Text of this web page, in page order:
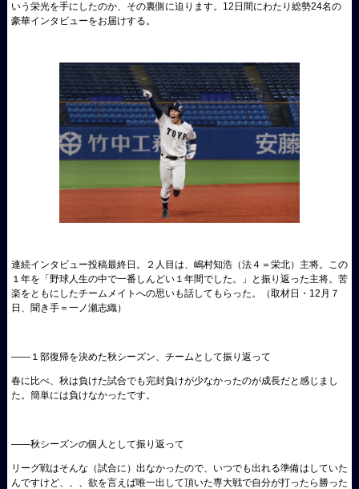
いう栄光を手にしたのか、その裏側に迫ります。12日間にわたり総勢24名の
豪華インタビューをお届けする。
連続インタビュー投稿最終日。２人目は、嶋村知浩（法４＝栄北）主将。この
１年を「野球人生の中で一番しんどい１年間でした。」と振り返った主将。苦
楽をともにしたチームメイトへの思いも話してもらった。（取材日・12月７
日、聞き手＝一ノ瀬志織）
――１部復帰を決めた秋シーズン、チームとして振り返って
春に比べ、秋は負けた試合でも完封負けが少なかったのが成長だと感じまし
た。簡単には負けなかったです。
――秋シーズンの個人として振り返って
リーグ戦はそんな（試合に）出なかったので、いつでも出れる準備はしていた
んですけど、、、欲を言えば唯一出して頂いた専大戦で自分が打ったら勝った